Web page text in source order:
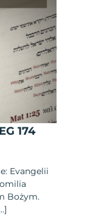
174
Evangelii
Bożym.